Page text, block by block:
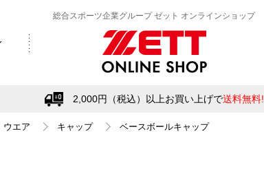
総合スポーツ企業グループ ゼット オンラインショップ
2,000円（税込）以上お買い上げで送料無料!
ウエア キャップ ベースボールキャップ